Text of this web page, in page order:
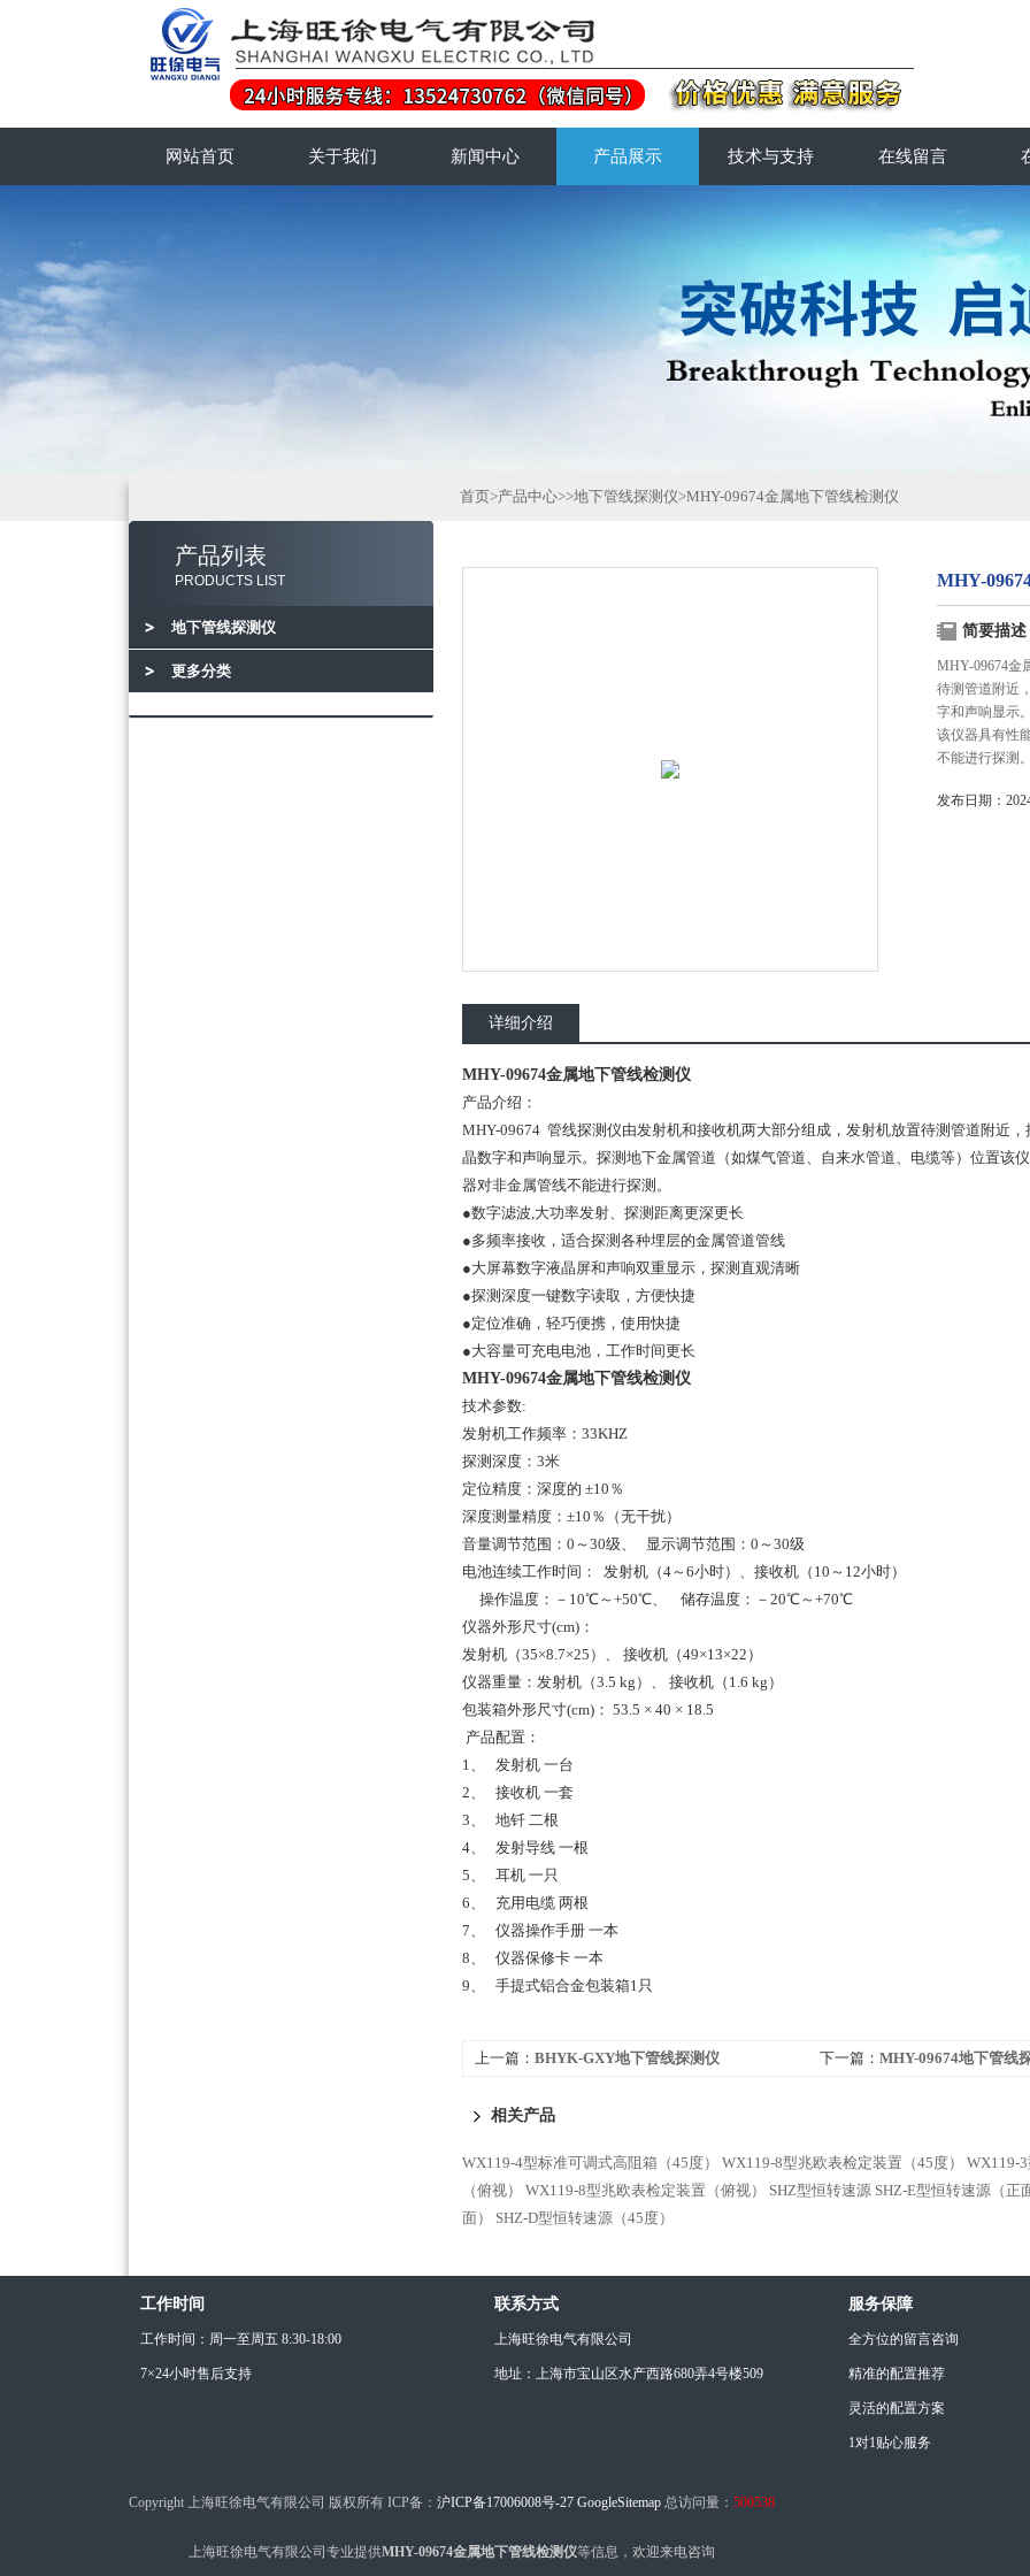
网站首页 关于我们 新闻中心 产品展示 技术与支持 在线留言
产品列表
PRODUCTS LIST
地下管线探测仪
更多分类
首页>产品中心>>地下管线探测仪>MHY-09674金属地下管线检测仪
MHY-
简要描述
MHY-09674金
待测管道附近
字和声响显示
该仪器具有性
不能进行探测。
发布日期：
详细介绍
MHY-09674金属地下管线检测仪
产品介绍：
MHY-09674 管线探测仪由发射机和接收机两大部分组成，发射机放置待测管道附近
晶数字和声响显示。探测地下金属管道（如煤气管道、自来水管道、电缆等）位置该
器对非金属管线不能进行探测。
●数字滤波,大功率发射、探测距离更深更长
●多频率接收，适合探测各种埋层的金属管道管线
●大屏幕数字液晶屏和声响双重显示，探测直观清晰
●探测深度一键数字读取，方便快捷
●定位准确，轻巧便携，使用快捷
●大容量可充电电池，工作时间更长
MHY-09674金属地下管线检测仪
技术参数:
发射机工作频率：33KHZ
探测深度：3米
定位精度：深度的 ±10％
深度测量精度：±10％（无干扰）
音量调节范围：0～30级、 显示调节范围：0～30级
电池连续工作时间： 发射机（4～6小时）、接收机（10～12小时）
操作温度：－10℃～+50℃、 储存温度：－20℃～+70℃
仪器外形尺寸(cm)：
发射机（35×8.7×25）、 接收机（49×13×22）
仪器重量：发射机（3.5 kg）、 接收机（1.6 kg）
包装箱外形尺寸(cm)： 53.5 × 40 × 18.5
产品配置：
1、 发射机 一台
2、 接收机 一套
3、 地钎 二根
4、 发射导线 一根
5、 耳机 一只
6、 充用电缆 两根
7、 仪器操作手册 一本
8、 仪器保修卡 一本
9、 手提式铝合金包装箱1只
上一篇： BHYK-GXY地下管线探测仪 下一篇： MHY-09674地下管线
相关产品
WX119-4型标准可调式高阻箱（45度） WX119-8型兆欧表检定装置（45度） WX119-
（俯视）
WX119-8型兆欧表检定装置（俯视） SHZ型恒转速源 SHZ-E型恒转速源（正
面）
SHZ-D型恒转速源（45度）
工作时间
工作时间：周一至周五 8:30-18:00
7×24小时售后支持
联系方式
上海旺徐电气有限公司
地址：上海市宝山区水产西路680弄4号楼509
服务保障
全方位的留言咨询
精准的配置推荐
灵活的配置方案
1对1贴心服务
Copyright 上海旺徐电气有限公司 版权所有 ICP备： 沪ICP备17006008号-27 GoogleSitemap 总访问量： 500538
上海旺徐电气有限公司专业提供MHY-09674金属地下管线检测仪等信息，欢迎来电咨询